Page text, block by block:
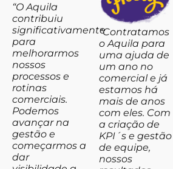
“O Aquila
contribuiu
significativamente
para
melhorarmos
nossos
processos e
rotinas
comerciais.
Podemos
avançar na
gestão e
começarmos a
dar
“Contratamos
o Aquila para
uma ajuda de
um ano no
comercial e já
estamos há
mais de anos
com eles. Com
a criação de
KPI´s e gestão
de equipe,
nossos